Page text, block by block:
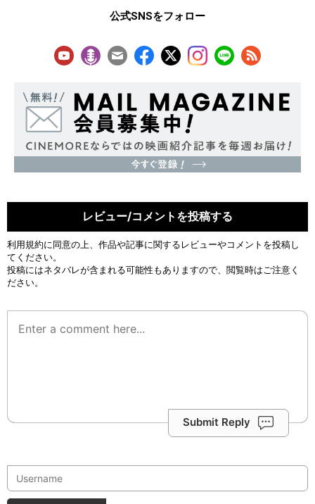
公式SNSをフォロー
レビュー/コメントを投稿する
利用規約に同意の上、作品や記事に関するレビューやコメントを投稿し
てください。
投稿にはネタバレが含まれる可能性もありますので、閲覧時はご注意く
ださい。
Submit Reply